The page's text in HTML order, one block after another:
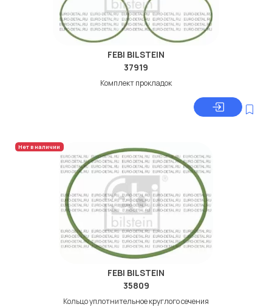
FEBI BILSTEIN
37919
Комплект прокладок
Нет в наличии
FEBI BILSTEIN
35809
Кольцо уплотнительное круглого сечения